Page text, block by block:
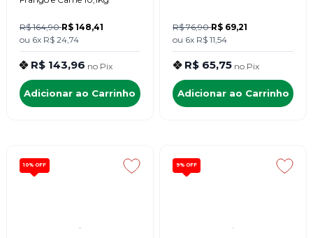
R$ 164,90R$ 148,41
ou 6x R$ 24,74
R$ 143,96 no Pix
Adicionar ao Carrinho
R$ 76,90R$ 69,21
ou 6x R$ 11,54
R$ 65,75 no Pix
Adicionar ao Carrinho
10% OFF 9% OFF